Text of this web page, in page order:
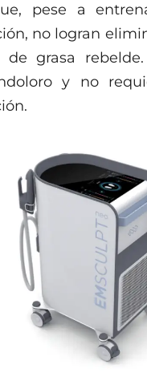
pese a
no logran
de grasa
y no